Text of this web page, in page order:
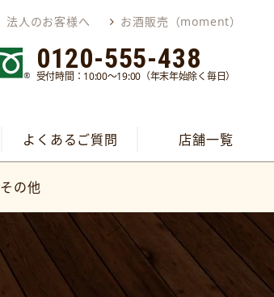
法人のお客様へ お酒販売（moment）
0120-555-438
受付時間：10:00～19:00（年末年始除く毎日）
よくあるご質問 店舗一覧
その他